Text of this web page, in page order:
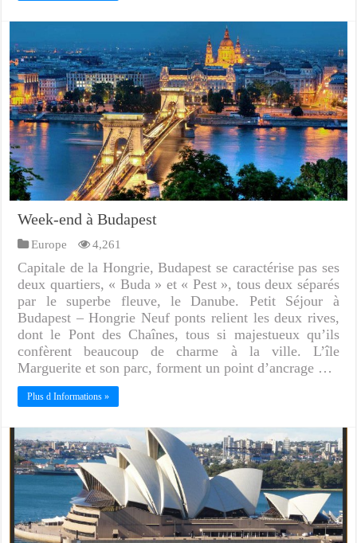
Week-end à Budapest
Europe 4,261
Capitale de la Hongrie, Budapest se caractérise pas ses
deux quartiers, « Buda » et « Pest », tous deux séparés
par le superbe fleuve, le Danube. Petit Séjour à
Budapest – Hongrie Neuf ponts relient les deux rives,
dont le Pont des Chaînes, tous si majestueux qu’ils
confèrent beaucoup de charme à la ville. L’île
Marguerite et son parc, forment un point d’ancrage …
Plus d Informations »